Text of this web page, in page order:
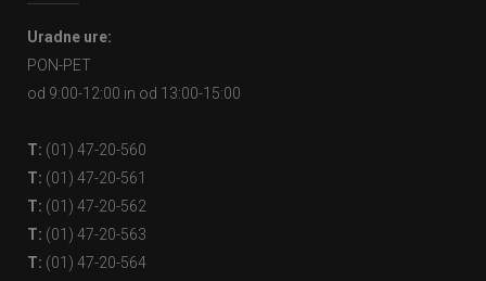
Uradne ure:
PON-PET
od 9:00-12:00 in od 13:00-15:00
T: (01) 47-20-560
T: (01) 47-20-561
T: (01) 47-20-562
T: (01) 47-20-563
T: (01) 47-20-564